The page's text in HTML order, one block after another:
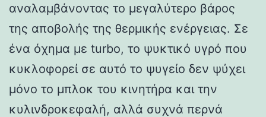
αναλαμβάνοντας το μεγαλύτερο βάρος
της αποβολής της θερμικής ενέργειας. Σε
ένα όχημα με turbo, το ψυκτικό υγρό που
κυκλοφορεί σε αυτό το ψυγείο δεν ψύχει
μόνο το μπλοκ του κινητήρα και την
κυλινδροκεφαλή, αλλά συχνά περνά